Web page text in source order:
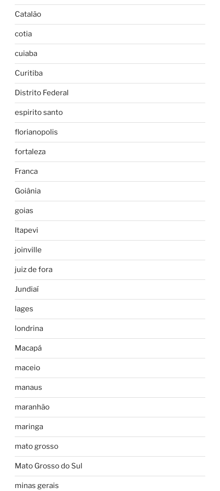
Catalão
cotia
cuiaba
Curitiba
Distrito Federal
espirito santo
florianopolis
fortaleza
Franca
Goiânia
goias
Itapevi
joinville
juiz de fora
Jundiaí
lages
londrina
Macapá
maceio
manaus
maranhão
maringa
mato grosso
Mato Grosso do Sul
minas gerais